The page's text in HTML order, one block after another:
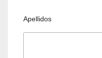
Apellidos